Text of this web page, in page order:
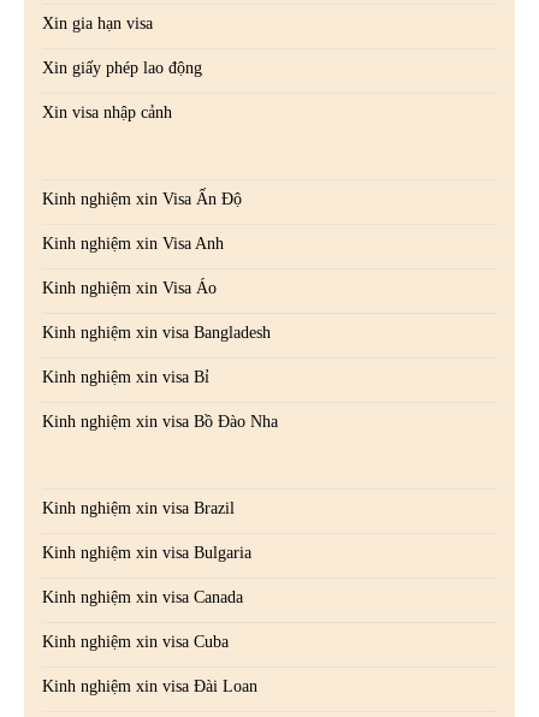
Xin gia hạn visa
Xin giấy phép lao động
Xin visa nhập cảnh
Kinh nghiệm xin Visa Ấn Độ
Kinh nghiệm xin Visa Anh
Kinh nghiệm xin Visa Áo
Kinh nghiệm xin visa Bangladesh
Kinh nghiệm xin visa Bỉ
Kinh nghiệm xin visa Bồ Đào Nha
Kinh nghiệm xin visa Brazil
Kinh nghiệm xin visa Bulgaria
Kinh nghiệm xin visa Canada
Kinh nghiệm xin visa Cuba
Kinh nghiệm xin visa Đài Loan